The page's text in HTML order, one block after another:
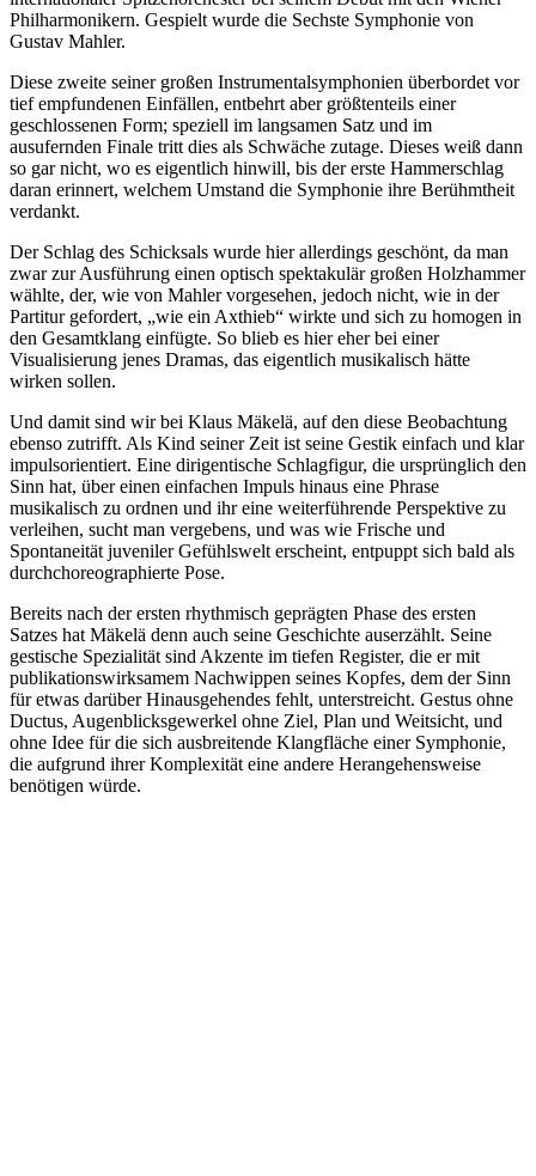
Philharmonikern. Gespielt wurde die Sechste Symphonie von
Gustav Mahler.
Diese zweite seiner großen Instrumentalsymphonien überbordet vor
tief empfundenen Einfällen, entbehrt aber größtenteils einer
geschlossenen Form; speziell im langsamen Satz und im
ausufernden Finale tritt dies als Schwäche zutage. Dieses weiß dann
so gar nicht, wo es eigentlich hinwill, bis der erste Hammerschlag
daran erinnert, welchem Umstand die Symphonie ihre Berühmtheit
verdankt.
Der Schlag des Schicksals wurde hier allerdings geschönt, da man
zwar zur Ausführung einen optisch spektakulär großen Holzhammer
wählte, der, wie von Mahler vorgesehen, jedoch nicht, wie in der
Partitur gefordert, „wie ein Axthieb“ wirkte und sich zu homogen in
den Gesamtklang einfügte. So blieb es hier eher bei einer
Visualisierung jenes Dramas, das eigentlich musikalisch hätte
wirken sollen.
Und damit sind wir bei Klaus Mäkelä, auf den diese Beobachtung
ebenso zutrifft. Als Kind seiner Zeit ist seine Gestik einfach und klar
impulsorientiert. Eine dirigentische Schlagfigur, die ursprünglich den
Sinn hat, über einen einfachen Impuls hinaus eine Phrase
musikalisch zu ordnen und ihr eine weiterführende Perspektive zu
verleihen, sucht man vergebens, und was wie Frische und
Spontaneität juveniler Gefühlswelt erscheint, entpuppt sich bald als
durchchoreographierte Pose.
Bereits nach der ersten rhythmisch geprägten Phase des ersten
Satzes hat Mäkelä denn auch seine Geschichte auserzählt. Seine
gestische Spezialität sind Akzente im tiefen Register, die er mit
publikationswirksamem Nachwippen seines Kopfes, dem der Sinn
für etwas darüber Hinausgehendes fehlt, unterstreicht. Gestus ohne
Ductus, Augenblicksgewerkel ohne Ziel, Plan und Weitsicht, und
ohne Idee für die sich ausbreitende Klangfläche einer Symphonie,
die aufgrund ihrer Komplexität eine andere Herangehensweise
benötigen würde.